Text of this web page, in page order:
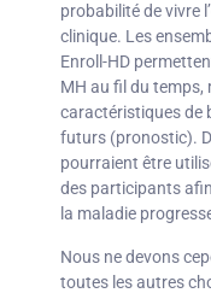
probabilité de vivre
clinique. Les
Enroll-HD
MH au fil du temps,
caractéristiques de
futurs (pronostic).
pourraient être
des participants
la maladie
Nous ne devons
toutes les autres